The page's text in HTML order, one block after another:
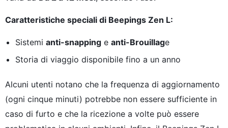
Caratteristiche speciali di Beepings Zen L:
Sistemi anti-snapping e anti-Brouillage
Storia di viaggio disponibile fino a un anno
Alcuni utenti notano che la frequenza di aggiornamento
(ogni cinque minuti) potrebbe non essere sufficiente in
caso di furto e che la ricezione a volte può essere